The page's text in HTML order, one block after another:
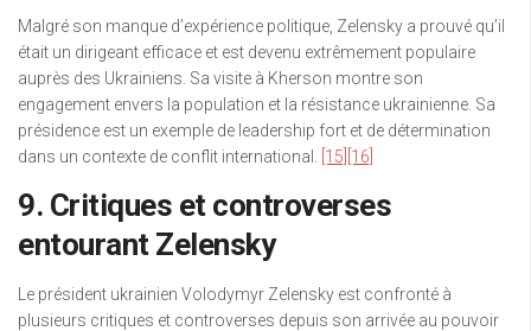
Malgré son manque d’expérience politique, Zelensky a prouvé qu’il
était un dirigeant efficace et est devenu extrêmement populaire
auprès des Ukrainiens. Sa visite à Kherson montre son
engagement envers la population et la résistance ukrainienne. Sa
présidence est un exemple de leadership fort et de détermination
dans un contexte de conflit international.
[15] [16]
9. Critiques et controverses
entourant Zelensky
Le président ukrainien Volodymyr Zelensky est confronté à
plusieurs critiques et controverses depuis son arrivée au pouvoir